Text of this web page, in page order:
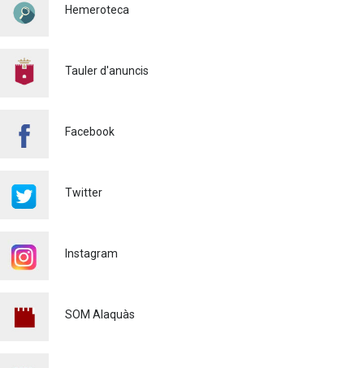
Policia 29/07/2026
A CONTROLAR LA
PRESÈNCIA DE MOSQUITS
A ALAQUÀS
L'ESCOLA D'ESTIU, AL
Hemeroteca
Tauler d'anuncis
Facebook
Twitter
Instagram
SOM Alaquàs